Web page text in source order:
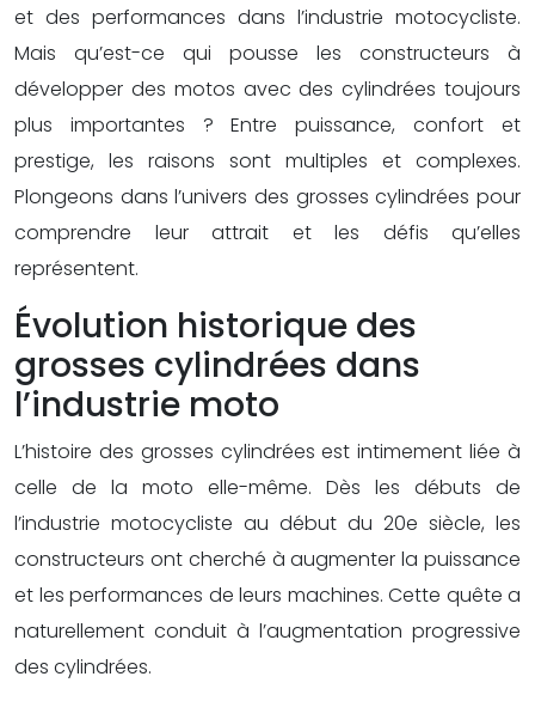
et des performances dans l’industrie motocycliste.
Mais qu’est-ce qui pousse les constructeurs à
développer des motos avec des cylindrées toujours
plus importantes ? Entre puissance, confort et
prestige, les raisons sont multiples et complexes.
Plongeons dans l’univers des grosses cylindrées pour
comprendre leur attrait et les défis qu’elles
représentent.
Évolution historique des
grosses cylindrées dans
l’industrie moto
L’histoire des grosses cylindrées est intimement liée à
celle de la moto elle-même. Dès les débuts de
l’industrie motocycliste au début du 20e siècle, les
constructeurs ont cherché à augmenter la puissance
et les performances de leurs machines. Cette quête a
naturellement conduit à l’augmentation progressive
des cylindrées.